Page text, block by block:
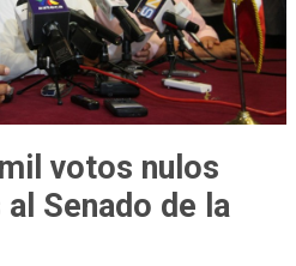
votos nulos
Senado de la